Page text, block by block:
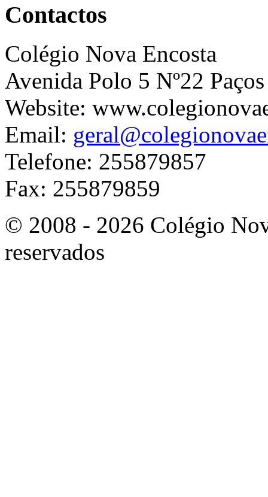
Contactos
Colégio Nova Encosta
Avenida Polo 5 Nº22
Website:
Email:
Telefone: 255879857
Fax: 255879859
© 2008 - 2026 Colégio
reservados